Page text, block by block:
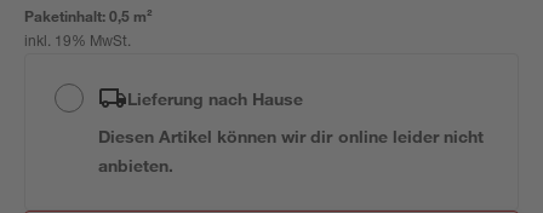
Paketinhalt:0,5 m²
inkl. 19% MwSt.
Lieferung nach Hause
Diesen Artikel können wir dir online leider nicht
anbieten.